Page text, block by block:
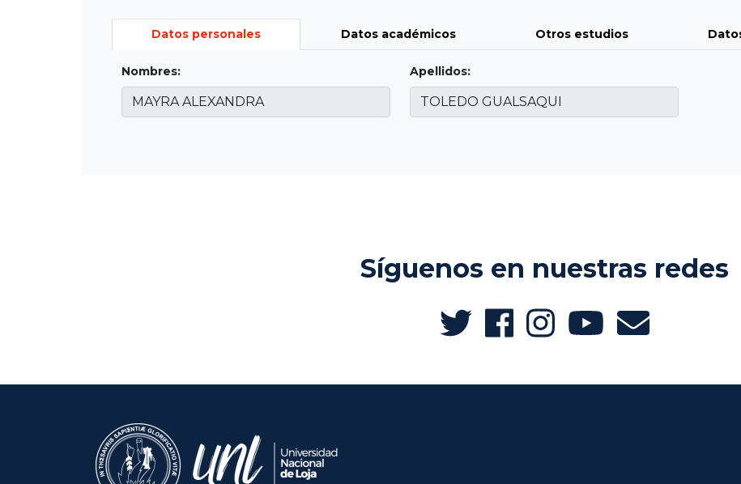
Datos personales Datos académicos Otros estudios
Nombres: Apellidos:
Síguenos en nuestras redes